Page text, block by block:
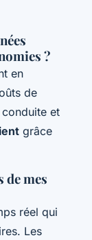
?
en
de
et
grâce
mes
réel qui
Les